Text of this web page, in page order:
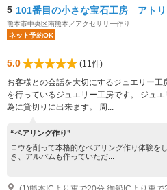
5 101番目の小さな宝石工房 アトリ
熊本市中央区南熊本／アクセサリー作り
ネット予約OK
5.0
(11件)
お客様との会話を大切にするジュエリー
を行っているジュエリー工房です。 ジュ
為に貸切りに出来ます。 周...
“ペアリング作り”
ロウを削って本格的なペアリング作り体験を
き、アルバムも作っていただ...